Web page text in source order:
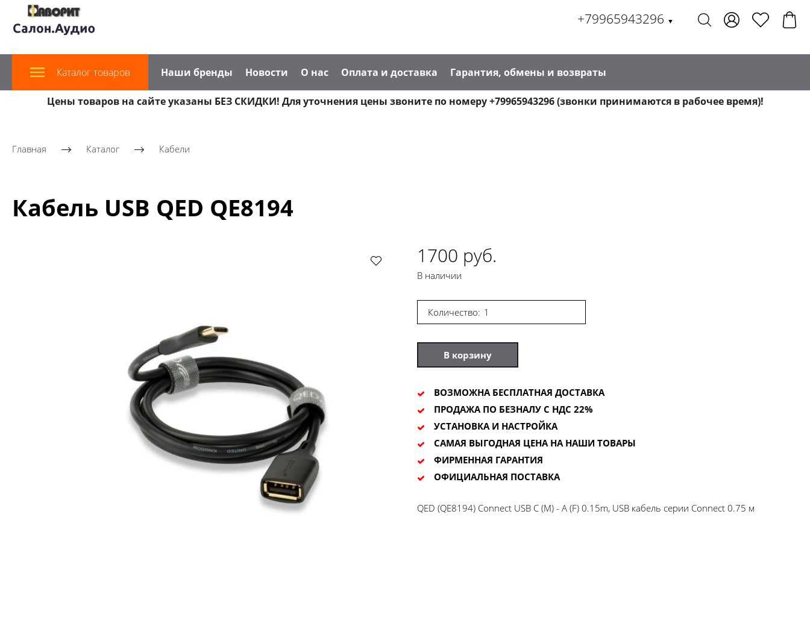
+79965943296 ▼
Каталог товаров Наши бренды Новости О нас Оплата и доставка Гарантия, обмены и возвраты
Цены товаров на сайте указаны БЕЗ СКИДКИ! Для уточнения цены звоните по номеру +79965943296 (звонки принимаются в рабочее время)!
Главная Каталог Кабели
Кабель USB QED QE8194
1700 руб.
В наличии
Количество:
В корзину
ВОЗМОЖНА БЕСПЛАТНАЯ ДОСТАВКА
ПРОДАЖА ПО БЕЗНАЛУ С НДС 22%
УСТАНОВКА И НАСТРОЙКА
САМАЯ ВЫГОДНАЯ ЦЕНА НА НАШИ ТОВАРЫ
ФИРМЕННАЯ ГАРАНТИЯ
ОФИЦИАЛЬНАЯ ПОСТАВКА
QED (QE8194) Connect USB C (M) - A (F) 0.15m, USB кабель серии Connect 0.75 м